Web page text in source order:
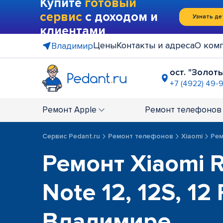
Купите готовый
сервис с доходом и
клиентами
Узнать
ВладимирЦеныКонтакты и адресаО
ост.
+7 (4922) 49-
+7 (4922)
Ремонт Apple Ремонт телефонов
Сервис Pedant.ru Ремонт телефонов Xiaomi
Ремонт Xiaomi
Note 12, 12S, 12